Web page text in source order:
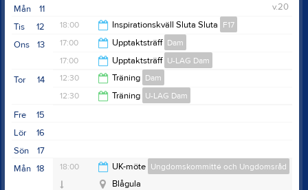
11
Mån
v.20
12
Tis 18:00 Inspirationskväll Sluta Sluta F17
20:00
13
Ons 17:00 Upptaktsträff Dam
18:00
17:00 Upptaktsträff U-LAG Dam
18:00
14
Tor 12:30 Träning Dam
12:30 Träning U-LAG Dam
15
Fre
16
Lör
17
Sön
18
Mån v.21
18:00 UK-möte Ungdomskommitté och Ungdomsråd
Blågula